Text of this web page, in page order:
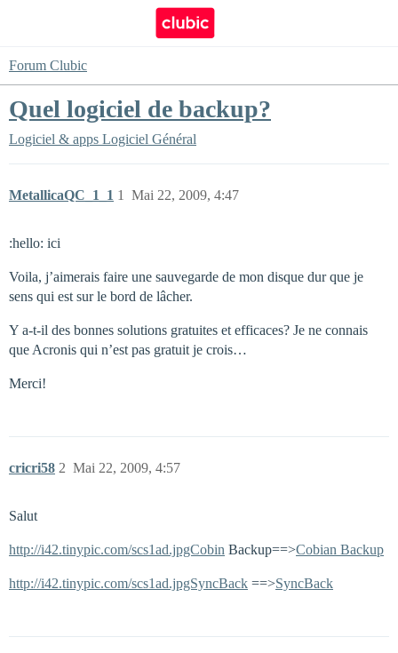
Forum Clubic
Quel logiciel de backup?
Logiciel & apps Logiciel Général
MetallicaQC_1_1 Mai 22, 2009, 4:47
1
:hello: ici
Voila, j’aimerais faire une sauvegarde de mon disque dur que je
sens qui est sur le bord de lâcher.
Y a-t-il des bonnes solutions gratuites et efficaces? Je ne connais
que Acronis qui n’est pas gratuit je crois…
Merci!
cricri58 Mai 22, 2009, 4:57
2
Salut
http://i42.tinypic.com/scs1ad.jpgCobin Backup==>Cobian Backup
http://i42.tinypic.com/scs1ad.jpgSyncBack ==>SyncBack